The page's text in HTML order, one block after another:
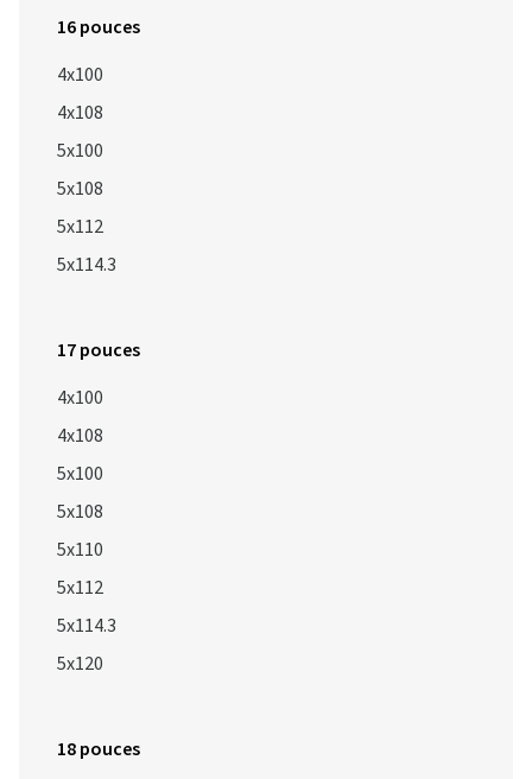
16 pouces
4x100
4x108
5x100
5x108
5x112
5x114.3
17 pouces
4x100
4x108
5x100
5x108
5x110
5x112
5x114.3
5x120
18 pouces